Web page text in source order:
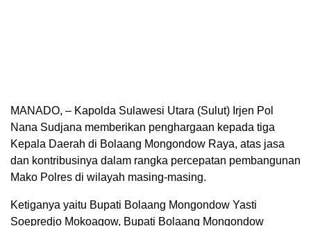
MANADO, – Kapolda Sulawesi Utara (Sulut) Irjen Pol
Nana Sudjana memberikan penghargaan kepada tiga
Kepala Daerah di Bolaang Mongondow Raya, atas jasa
dan kontribusinya dalam rangka percepatan pembangunan
Mako Polres di wilayah masing-masing.
Ketiganya yaitu Bupati Bolaang Mongondow Yasti
Soepredjo Mokoagow, Bupati Bolaang Mongondow